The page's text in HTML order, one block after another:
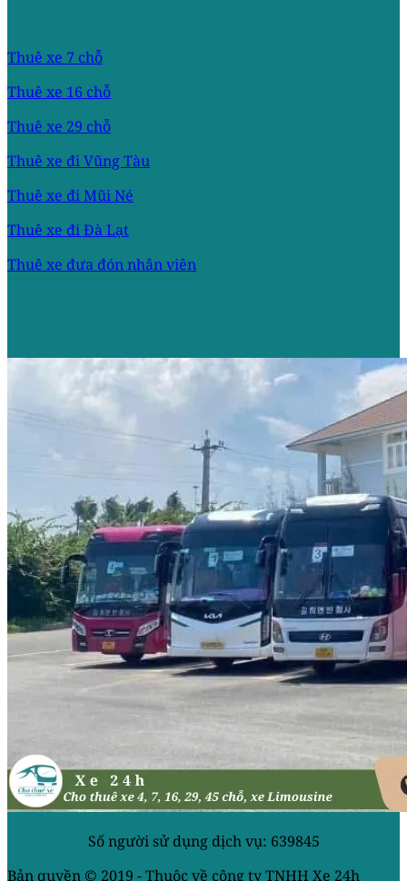
Thuê xe 7 chỗ
Thuê xe 16 chỗ
Thuê xe 29 chỗ
Thuê xe đi Vũng Tàu
Thuê xe đi Mũi Né
Thuê xe đi Đà Lạt
Thuê xe đưa đón nhân viên
Số người sử dụng dịch vụ: 639845
Bản quyền © 2019 - Thuộc về công ty TNHH Xe 24h